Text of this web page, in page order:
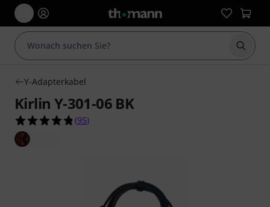
Suche
Y-Adapterkabel
Kirlin Y-301-06 BK
4.8 von 5 Sternen aus 95 Kundenbewertungen
(95)